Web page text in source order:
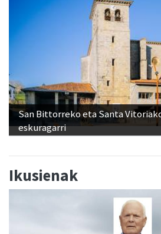
San Bittorreko eta Santa
eskuragarri
Ikusienak